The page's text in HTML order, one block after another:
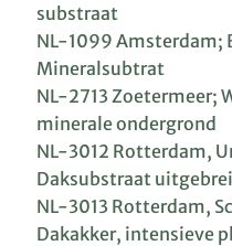
substraat
NL-1099 Amsterdam;
Mineralsubtrat
NL-2713 Zoetermeer;
minerale ondergrond
NL-3012 Rotterdam,
Daksubstraat
NL-3013 Rotterdam,
Dakakker, intensieve